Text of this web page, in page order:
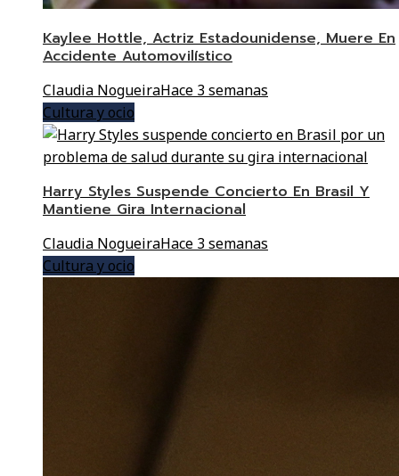
Kaylee Hottle, Actriz Estadounidense, Muere En
Accidente Automovilístico
Claudia NogueiraHace 3 semanas
Cultura y ocio
Harry Styles Suspende Concierto En Brasil Y
Mantiene Gira Internacional
Claudia NogueiraHace 3 semanas
Cultura y ocio